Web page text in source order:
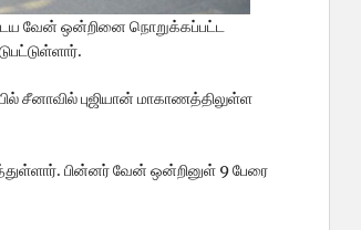
வேன் ஒன்றினை நொறுக்கப்பட்ட
புஜியான் மாகாணத்திலுள்ள
பின்னர் வேன் ஒன்றினுள் 9 பேரை